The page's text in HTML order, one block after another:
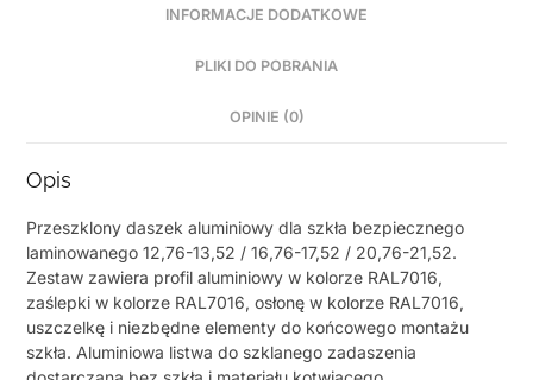
INFORMACJE DODATKOWE
PLIKI DO POBRANIA
OPINIE (0)
Opis
Przeszklony daszek aluminiowy dla szkła bezpiecznego
laminowanego 12,76-13,52 / 16,76-17,52 / 20,76-21,52.
Zestaw zawiera profil aluminiowy w kolorze RAL7016,
zaślepki w kolorze RAL7016, osłonę w kolorze RAL7016,
uszczelkę i niezbędne elementy do końcowego montażu
szkła. Aluminiowa listwa do szklanego zadaszenia